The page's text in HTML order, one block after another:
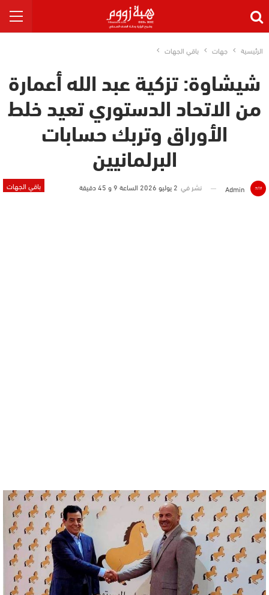
الرئيسية جهات باقي الجهات
شيشاوة: تزكية عبد الله أعمارة
من الاتحاد الدستوري تعيد خلط
الأوراق وتربك حسابات
البرلمانيين
باقي الجهات Admin نشر في 2 يوليو 2026 الساعة 9 و 45 دقيقة